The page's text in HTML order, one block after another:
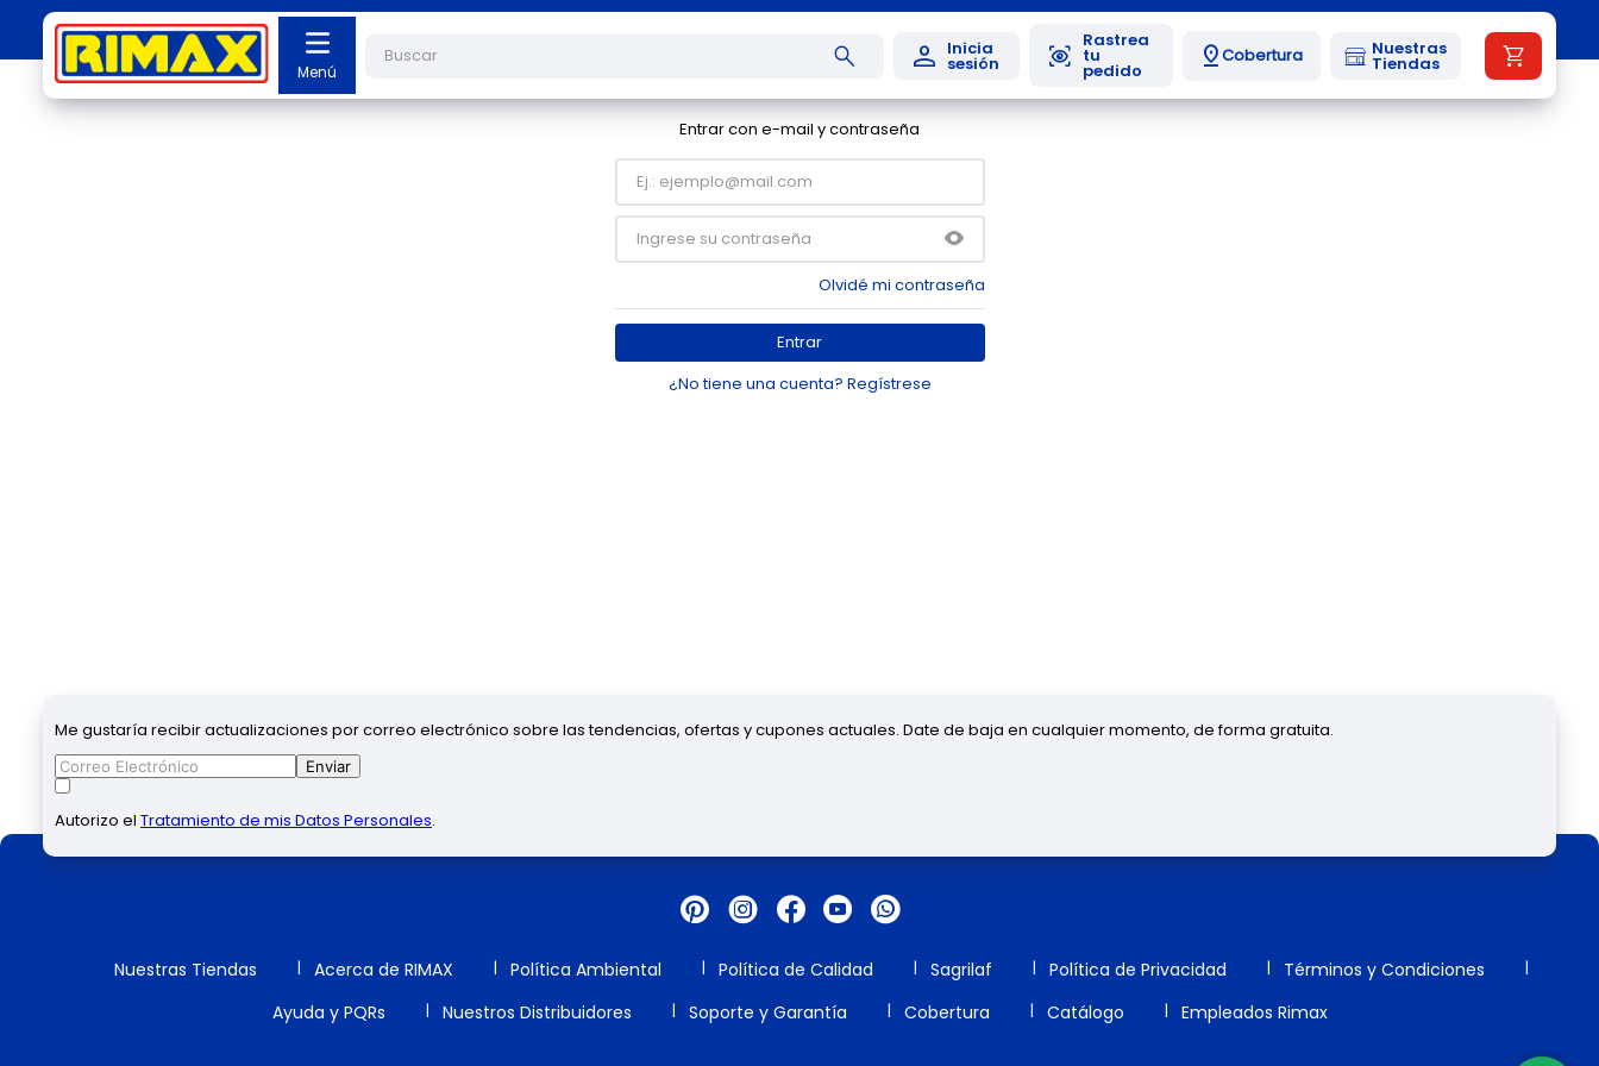
Cobertura Nuestras
Tiendas
Entrar con e-mail y contraseña
Olvidé mi contraseña
Entrar
¿No tiene una cuenta? Regístrese
Me gustaría recibir actualizaciones por correo electrónico sobre las tendencias, ofertas y cupones actuales. Date de baja en cualquier momento, de forma gratuita.
Enviar
Autorizo el Tratamiento de mis Datos Personales.
Nuestras Tiendas Acerca de RIMAX Política Ambiental Política de Calidad Sagrilaf Política de Privacidad
Términos y Condiciones
Ayuda y PQRs
Nuestros Distribuidores Soporte y Garantía Cobertura Catálogo Empleados Rimax